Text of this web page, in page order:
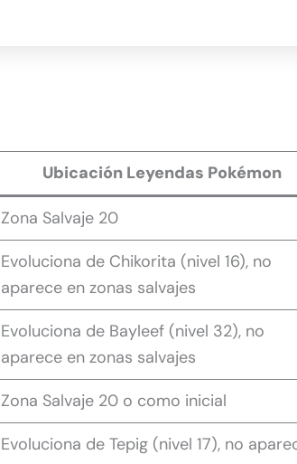
Ubicación Leyendas Pokémon
Zona Salvaje 20
Evoluciona de Chikorita (nivel 16), no
aparece en zonas salvajes
Evoluciona de Bayleef (nivel 32), no
aparece en zonas salvajes
Zona Salvaje 20 o como inicial
Evoluciona de Tepig (nivel 17), no